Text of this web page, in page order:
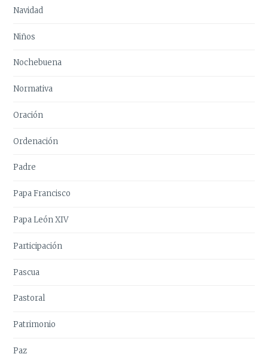
Navidad
Niños
Nochebuena
Normativa
Oración
Ordenación
Padre
Papa Francisco
Papa León XIV
Participación
Pascua
Pastoral
Patrimonio
Paz